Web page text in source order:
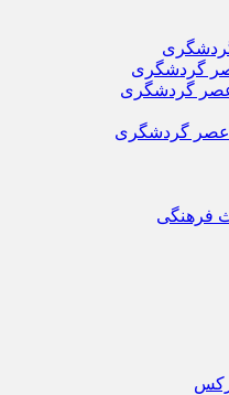
گردشگری
گردشگری
عصر گردشگری
فرهنگی